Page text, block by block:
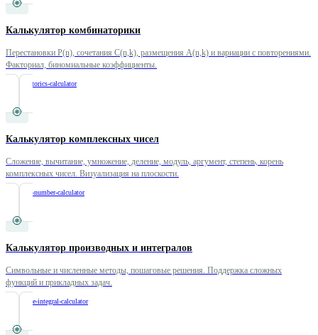
Калькулятор комбинаторики
Перестановки P(n), сочетания C(n,k), размещения A(n,k) и вариации с повторениями.
Факториал, биномиальные коэффициенты.
combinatorics-calculator
Калькулятор комплексных чисел
Сложение, вычитание, умножение, деление, модуль, аргумент, степень, корень
комплексных чисел. Визуализация на плоскости.
complex-number-calculator
Калькулятор производных и интегралов
Символьные и численные методы, пошаговые решения. Поддержка сложных
функций и прикладных задач.
derivative-integral-calculator